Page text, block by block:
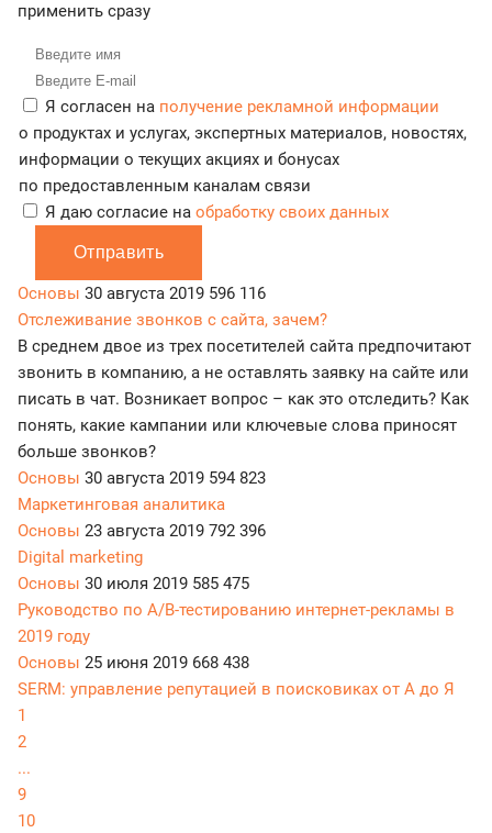
применить сразу
Я согласен на получение рекламной информации
о продуктах и услугах, экспертных материалов, новостях,
информации о текущих акциях и бонусах
по предоставленным каналам связи
Я даю согласие на обработку своих данных
Отправить
Основы 30 августа 2019 596 116
Отслеживание звонков с сайта, зачем?
В среднем двое из трех посетителей сайта предпочитают
звонить в компанию, а не оставлять заявку на сайте или
писать в чат. Возникает вопрос – как это отследить? Как
понять, какие кампании или ключевые слова приносят
больше звонков?
Основы 30 августа 2019 594 823
Маркетинговая аналитика
Основы 23 августа 2019 792 396
Digital marketing
Основы 30 июля 2019 585 475
Руководство по A/B-тестированию интернет-рекламы в
2019 году
Основы 25 июня 2019 668 438
SERM: управление репутацией в поисковиках от А до Я
1
2
...
9
10